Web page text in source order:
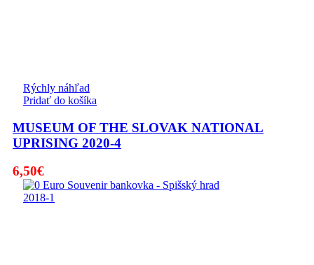
Rýchly náhľad
Pridať do košíka
MUSEUM OF THE SLOVAK NATIONAL
UPRISING 2020-4
6,50€